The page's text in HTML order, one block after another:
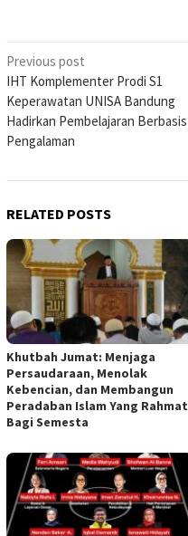
Post
navigation
Previous post
IHT Komplementer Prodi S1
Keperawatan UNISA Bandung
Hadirkan Pembelajaran Berbasis
Pengalaman
RELATED POSTS
Khutbah Jumat: Menjaga
Persaudaraan, Menolak
Kebencian, dan Membangun
Peradaban Islam Yang Rahmat
Bagi Semesta